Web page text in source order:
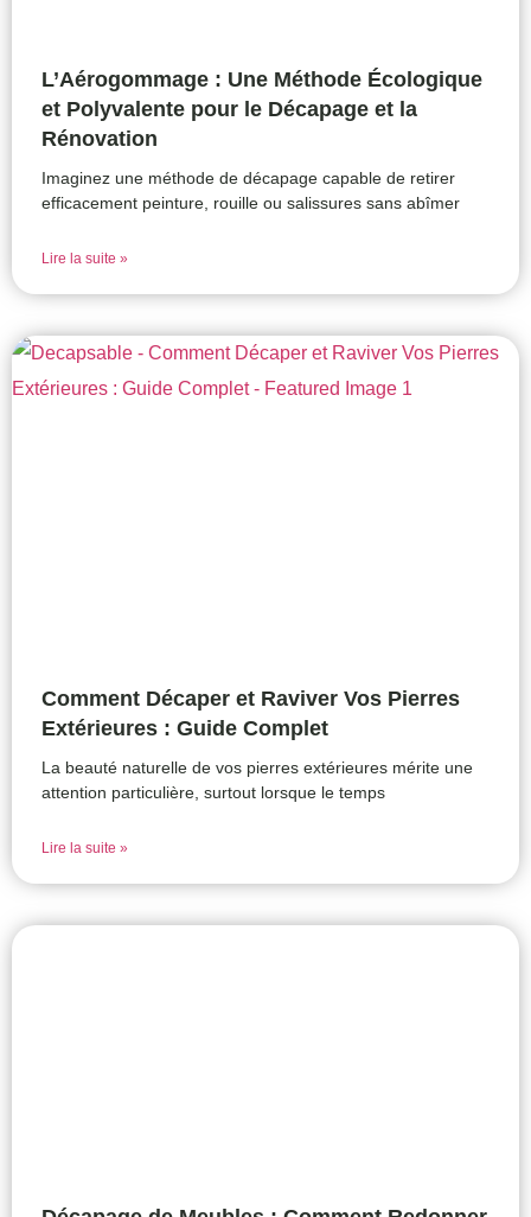
L’Aérogommage : Une Méthode Écologique
et Polyvalente pour le Décapage et la
Rénovation
Imaginez une méthode de décapage capable de retirer
efficacement peinture, rouille ou salissures sans abîmer
Lire la suite »
Comment Décaper et Raviver Vos Pierres
Extérieures : Guide Complet
La beauté naturelle de vos pierres extérieures mérite une
attention particulière, surtout lorsque le temps
Lire la suite »